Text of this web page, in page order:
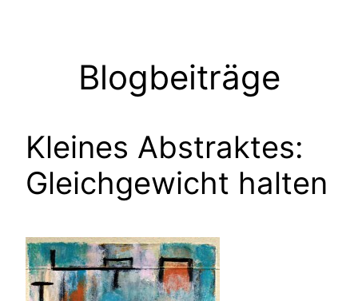
Blogbeiträge
Kleines Abstraktes:
Gleichgewicht halten